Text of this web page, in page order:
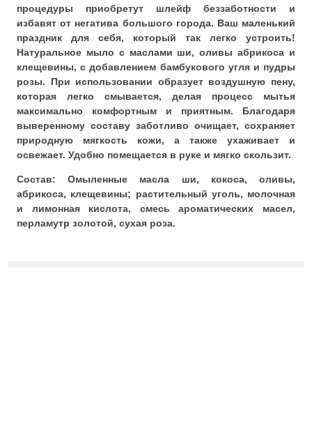
процедуры приобретут шлейф беззаботности и
избавят от негатива большого города. Ваш маленький
праздник для себя, который так легко устроить!
Натуральное мыло с маслами ши, оливы абрикоса и
клещевины, с добавлением бамбукового угля и пудры
розы. При использовании образует воздушную пену,
которая легко смывается, делая процесс мытья
максимально комфортным и приятным. Благодаря
выверенному составу заботливо очищает, сохраняет
природную мягкость кожи, а также ухаживает и
освежает. Удобно помещается в руке и мягко скользит.
Состав: Омыленные масла ши, кокоса, оливы,
абрикоса, клещевины; растительный уголь, молочная
и лимонная кислота, смесь ароматических масел,
перламутр золотой, сухая роза.